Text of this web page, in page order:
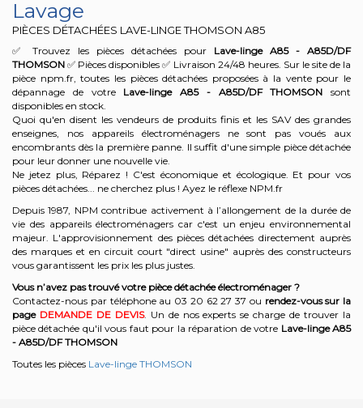
Lavage
PIÈCES DÉTACHÉES LAVE-LINGE THOMSON A85
✅ Trouvez les pièces détachées pour Lave-linge A85 - A85D/DF
THOMSON✅ Pièces disponibles ✅ Livraison 24/48 heures. Sur le site de la
pièce npm.fr, toutes les pièces détachées proposées à la vente pour le
dépannage de votre Lave-linge A85 - A85D/DF THOMSON sont
disponibles en stock.
Quoi qu'en disent les vendeurs de produits finis et les SAV des grandes
enseignes, nos appareils électroménagers ne sont pas voués aux
encombrants dès la première panne. Il suffit d'une simple pièce détachée
pour leur donner une nouvelle vie.
Ne jetez plus, Réparez ! C'est économique et écologique. Et pour vos
pièces détachées... ne cherchez plus ! Ayez le réflexe NPM.fr
Depuis 1987, NPM contribue activement à l’allongement de la durée de
vie des appareils électroménagers car c'est un enjeu environnemental
majeur. L'approvisionnement des pièces détachées directement auprès
des marques et en circuit court "direct usine" auprès des constructeurs
vous garantissent les prix les plus justes.
Vous n’avez pas trouvé votre pièce détachée électroménager ?
Contactez-nous par téléphone au 03 20 62 27 37 ou rendez-vous sur la
page DEMANDE DE DEVIS. Un de nos experts se charge de trouver la
pièce détachée qu'il vous faut pour la réparation de votre Lave-linge A85
- A85D/DF THOMSON
Toutes les pièces Lave-linge THOMSON